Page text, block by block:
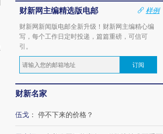
财新网主编精选版电邮
样例
财新网新闻版电邮全新升级！财新网主编精心编
写，每个工作日定时投递，篇篇重磅，可信可
引。
订阅
财新名家
伍戈 ： 停不下来的价格？